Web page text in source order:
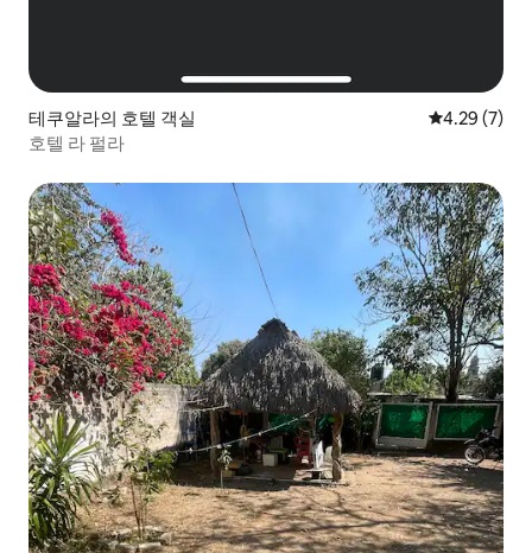
테쿠알라의 호텔 객실 평점 4.29점
4.29 (7)
호텔 라 펄라